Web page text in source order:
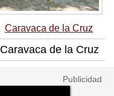
Caravaca de la Cruz
Caravaca de la Cruz